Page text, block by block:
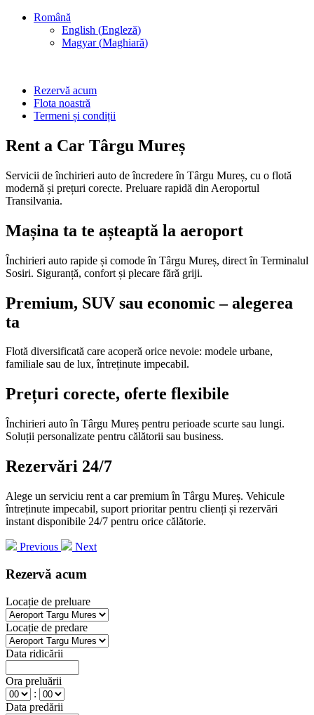
Română
English (Engleză)
Magyar(Maghiară)
Rezervă acum
Flota noastră
Termeni și condiții
Rent a Car Târgu Mureș
Servicii de închirieri auto de încredere în Târgu Mureș, cu o flotă
modernă și prețuri corecte. Preluare rapidă din Aeroportul
Transilvania.
Mașina ta te așteaptă la aeroport
Închirieri auto rapide și comode în Târgu Mureș, direct în Terminalul
Sosiri. Siguranță, confort și plecare fără griji.
Premium, SUV sau economic – alegerea
ta
Flotă diversificată care acoperă orice nevoie: modele urbane,
familiale sau de lux, întreținute impecabil.
Prețuri corecte, oferte flexibile
Închirieri auto în Târgu Mureș pentru perioade scurte sau lungi.
Soluții personalizate pentru călătorii sau business.
Rezervări 24/7
Alege un serviciu rent a car premium în Târgu Mureș. Vehicule
întreținute impecabil, suport prioritar pentru clienți și rezervări
instant disponibile 24/7 pentru orice călătorie.
Previous Next
Rezervă acum
Locație de preluare
Locație de predare
Data ridicării
Ora preluării
:
Data predării